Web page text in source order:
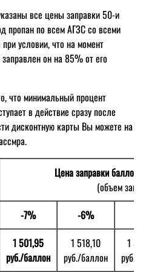
все цены заправки 50-и
пропан по всем АГЗС со всеми
условии, что на момент
он на 85% от его
что минимальный процент
в действие сразу после
дисконтную карты Вы можете на
Цена заправки
(объем
-7%
-6%
1 501,95
руб./баллон
1 518,10
руб./баллон
1
руб./